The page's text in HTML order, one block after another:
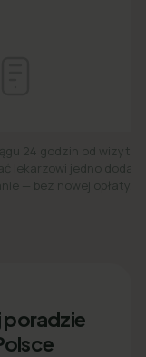
24 godzin od wizyty
lekarzowi jedno
— bez nowej opłaty.
poradzie